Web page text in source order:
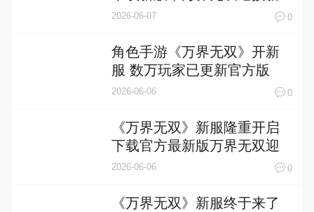
征程
2026-06-07 0
角色手游《万界无双》开新
服 数万玩家已更新官方版
2026-06-06 0
《万界无双》新服隆重开启
下载官方最新版万界无双迎
接新征程
2026-06-06 0
《万界无双》新服终于来了